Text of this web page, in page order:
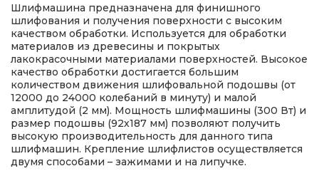
Шлифмашина предназначена для финишного
шлифования и получения поверхности с высоким
качеством обработки. Используется для обработки
материалов из древесины и покрытых
лакокрасочными материалами поверхностей. Высокое
качество обработки достигается большим
количеством движения шлифовальной подошвы (от
12000 до 24000 колебаний в минуту) и малой
амплитудой (2 мм). Мощность шлифмашины (300 Вт) и
размер подошвы (92х187 мм) позволяют получить
высокую производительность для данного типа
шлифмашин. Крепление шлифлистов осуществляется
двумя способами – зажимами и на липучке.